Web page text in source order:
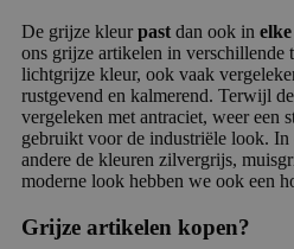
De grijze kleurpast dan ook in
ons grijze artikelen in verschillende
lichtgrijze kleur, ook vaak
rustgevend en kalmerend. Terwijl
vergeleken met antraciet, weer een
gebruikt voor de industriële look.
andere de kleuren zilvergrijs,
moderne look hebben we ook een
Grijze artikelen kopen?